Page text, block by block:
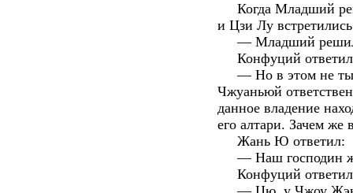
Когда Младший
и Цзи Лу
— Младший решил
Конфуций
— Но в этом не ты
Чжуаньюй
данное владение
его алтари. Зачем же
Жань Ю ответил:
— Наш господин
Конфуций